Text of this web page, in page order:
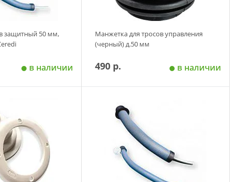
защитный 50 мм,
в наличии
Манжетка для тросов управления
(черный) д.50 мм
490 р. в наличии
Добавить в корзину